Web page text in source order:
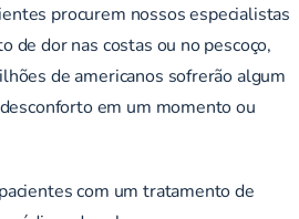
procurem nossos especialistas
de dor nas costas ou no pescoço,
de americanos sofrerão algum
em um momento ou
com um tratamento de